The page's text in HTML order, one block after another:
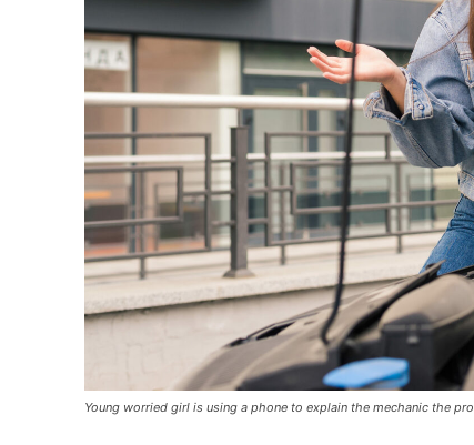
Young worried girl is using a phone to explain the mechanic the